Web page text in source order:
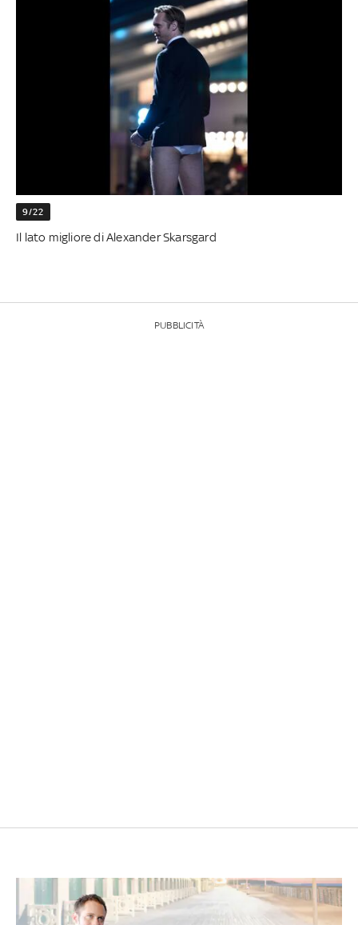
9/22
Il lato migliore di Alexander Skarsgard
PUBBLICITÀ